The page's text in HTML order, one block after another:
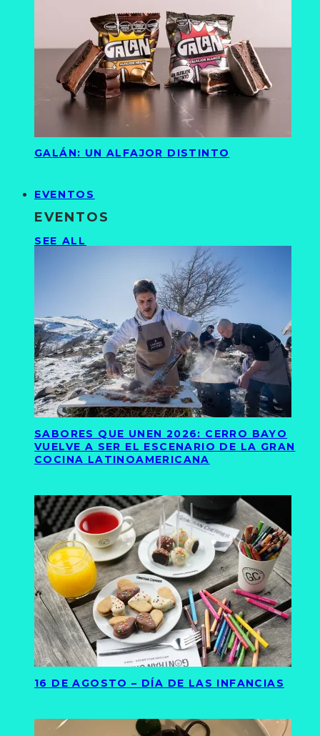
GALÁN: UN ALFAJOR DISTINTO
EVENTOS
EVENTOS
SEE ALL
SABORES QUE UNEN 2026: CERRO BAYO
VUELVE A SER EL ESCENARIO DE LA GRAN
COCINA LATINOAMERICANA
16 DE AGOSTO – DÍA DE LAS INFANCIAS